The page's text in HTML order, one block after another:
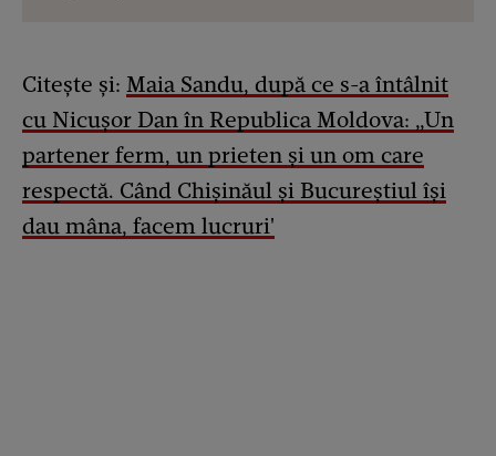
Citește și: Maia Sandu, după ce s-a întâlnit
cu Nicușor Dan în Republica Moldova: „Un
partener ferm, un prieten și un om care
respectă. Când Chișinăul și Bucureștiul își
dau mâna, facem lucruri'